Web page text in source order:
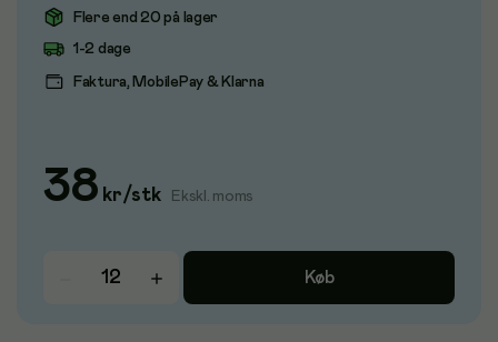
Flere end 20 på lager
1-2 dage
Faktura, MobilePay & Klarna
38 kr/stk Ekskl. moms
Køb